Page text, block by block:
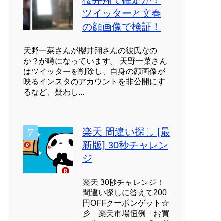
ツイッターと文春
の顔画像で検証！
天野一菜さんが櫻井翔さんの彼氏なの
か？が噂になっています。 天野一菜さん
はツイッターを削除し、自身の顔画像が
映るインスタのアカウントを非公開にす
るなど、疑わし...
楽天 間違い探し [最
新版] 30秒チャレン
ジ
楽天 30秒チャレンジ！
間違い探しに答えて200
円OFFクーポンゲット☆
彡 楽天市場恒例「お買